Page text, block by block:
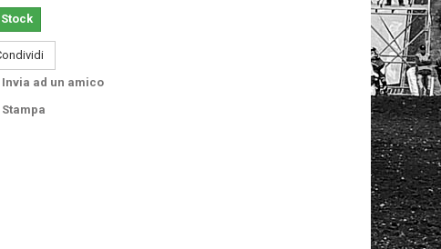
Invia ad un amico
Stampa